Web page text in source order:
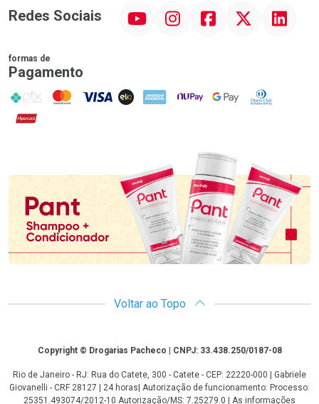
Redes Sociais InstagramFacebook Linkedin
formas de
Pagamento
PIX MasterCard
VISA ELO AMEX NuPay Google PayDiners Club
Hipercard
Promoção em Destaque
Voltar ao Topo
CopyrightCopyright © Drogarias Pacheco | CNPJ: 33.438.250/0187-08
Rio de Janeiro - RJ: Rua do Catete, 300 - Catete - CEP: 22220-000 | Gabriele
Giovanelli - CRF 28127 | 24 horas| Autorização de funcionamento: Processo:
25351.493074/2012-10 Autorização/MS: 7.25279.0 | As informações